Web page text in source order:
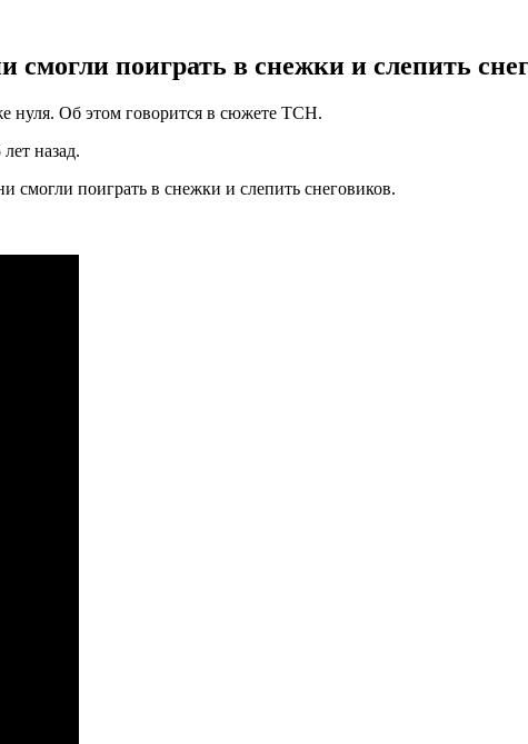
поиграть в снежки и слепить
нуля. Об этом говорится в сюжете ТСН.
назад.
смогли поиграть в снежки и слепить снеговиков.